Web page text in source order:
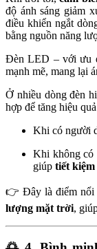
độ ánh sáng giảm
điều khiển ngắt
bằng nguồn năng
Đèn LED – với ưu
mạnh mẽ, mang lại
Ở nhiều dòng đèn
hợp để tăng hiệu
Khi có người
Khi không có
giúp tiết kiệm
👉 Đây là điểm nổi
lượng mặt trời,